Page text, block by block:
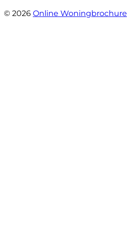
© 2026 Online Woningbrochure